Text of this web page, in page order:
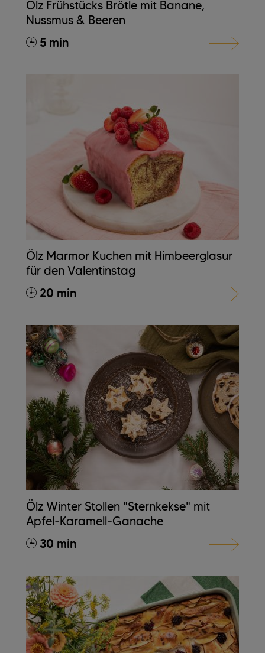
Ölz Frühstücks Brötle mit Banane,
Nussmus & Beeren
5 min
Ölz Marmor Kuchen mit Himbeerglasur
für den Valentinstag
20 min
Ölz Winter Stollen "Sternkekse" mit
Apfel-Karamell-Ganache
30 min